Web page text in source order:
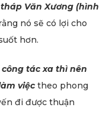
Văn Xương (hình
nó sẽ có lợi cho
hơn.
tác xa thì nên
việctheo phong
đi được thuận